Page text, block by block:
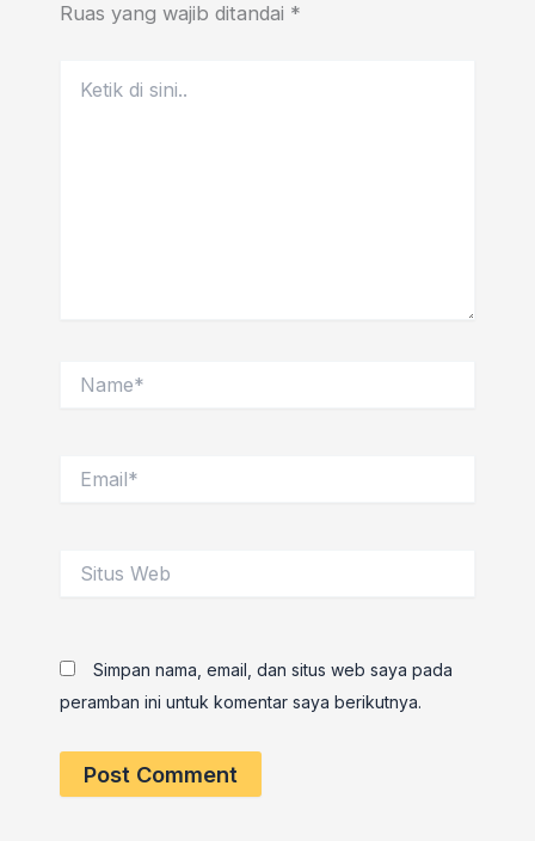
Ruas yang wajib ditandai *
Web
Simpan nama, email, dan situs web saya pada
peramban ini untuk komentar saya berikutnya.